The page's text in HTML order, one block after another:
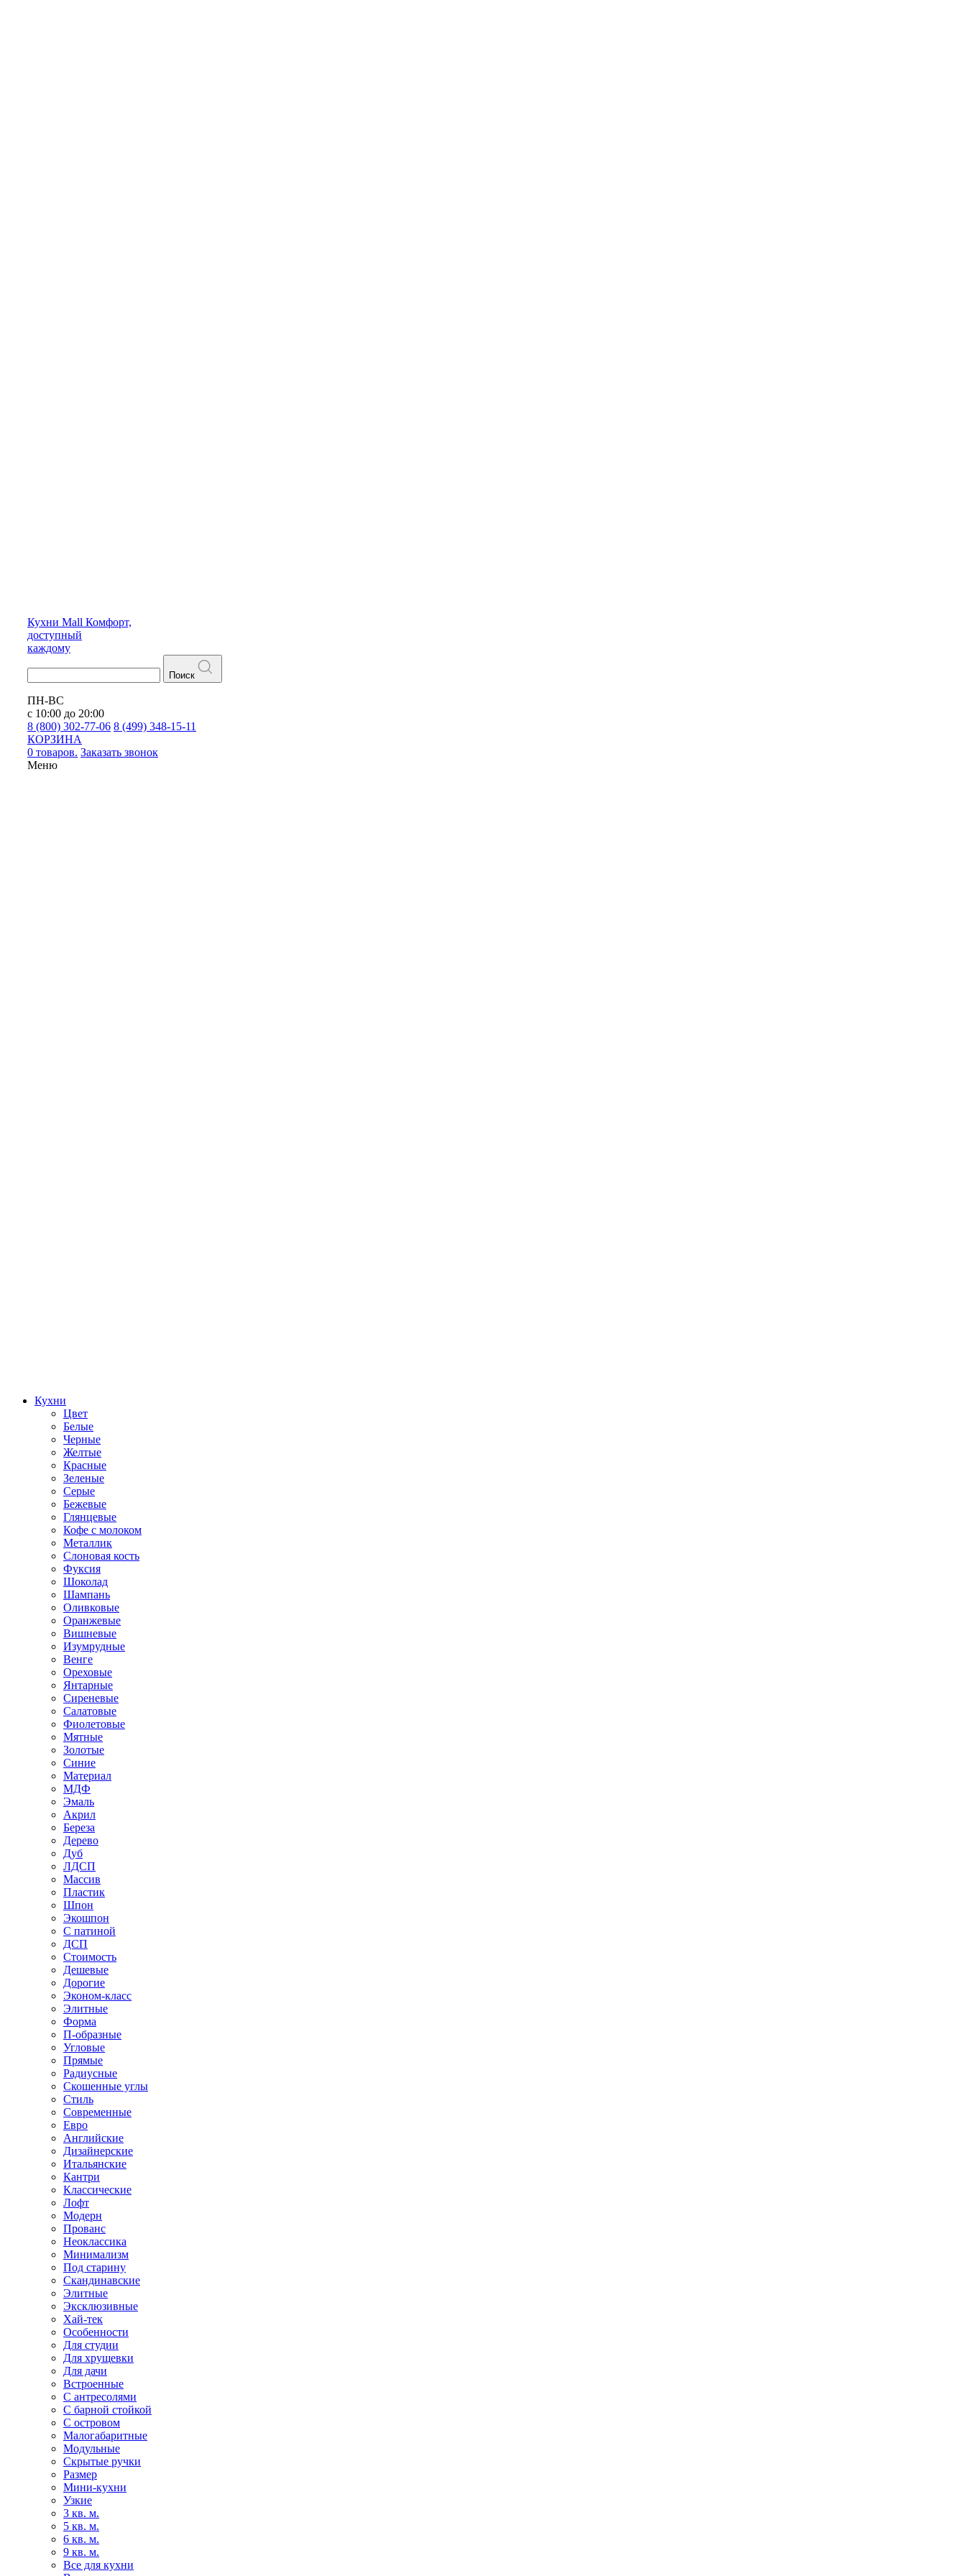
Кухни Mall Комфорт,
доступный
каждому
Поиск
ПН-ВС
с 10:00 до 20:00
8 (800) 302-77-06 8 (499) 348-15-11
КОРЗИНА
0 товаров. Заказать звонок
Меню
Кухни
Цвет
Белые
Черные
Желтые
Красные
Зеленые
Серые
Бежевые
Глянцевые
Кофе с молоком
Металлик
Слоновая кость
Фуксия
Шоколад
Шампань
Оливковые
Оранжевые
Вишневые
Изумрудные
Венге
Ореховые
Янтарные
Сиреневые
Салатовые
Фиолетовые
Мятные
Золотые
Синие
Материал
МДФ
Эмаль
Акрил
Береза
Дерево
Дуб
ЛДСП
Массив
Пластик
Шпон
Экошпон
С патиной
ДСП
Стоимость
Дешевые
Дорогие
Эконом-класс
Элитные
Форма
П-образные
Угловые
Прямые
Радиусные
Скошенные углы
Стиль
Современные
Евро
Английские
Дизайнерские
Итальянские
Кантри
Классические
Лофт
Модерн
Прованс
Неоклассика
Минимализм
Под старину
Скандинавские
Элитные
Эксклюзивные
Хай-тек
Особенности
Для студии
Для хрущевки
Для дачи
Встроенные
С антресолями
С барной стойкой
С островом
Малогабаритные
Модульные
Скрытые ручки
Размер
Мини-кухни
Узкие
3 кв. м.
5 кв. м.
6 кв. м.
9 кв. м.
Все для кухни